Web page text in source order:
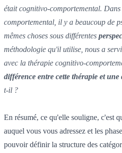
était cognitivo-comportemental.
comportemental, il y a beaucoup de
mêmes choses sous différentes
méthodologie qu'il utilise, nous a
avec la thérapie cognitivo-
différence entre cette thérapie et une
t-il ?
En résumé, ce qu'elle souligne, c'est
auquel vous vous adressez et les
pouvoir définir la structure des